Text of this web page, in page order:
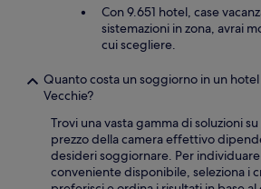
Con 9.651 hotel, case
sistemazioni in zona, avrai
cui scegliere.
Quanto costa un soggiorno in un
Vecchie?
Trovi una vasta gamma di soluzioni
prezzo della camera effettivo
desideri soggiornare. Per
conveniente disponibile, seleziona i